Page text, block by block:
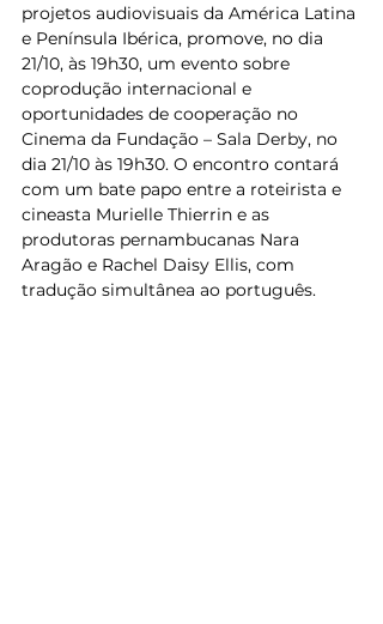
projetos audiovisuais da América Latina
e Península Ibérica, promove, no dia
21/10, às 19h30, um evento sobre
coprodução internacional e
oportunidades de cooperação no
Cinema da Fundação – Sala Derby, no
dia 21/10 às 19h30. O encontro contará
com um bate papo entre a roteirista e
cineasta Murielle Thierrin e as
produtoras pernambucanas Nara
Aragão e Rachel Daisy Ellis, com
tradução simultânea ao português.